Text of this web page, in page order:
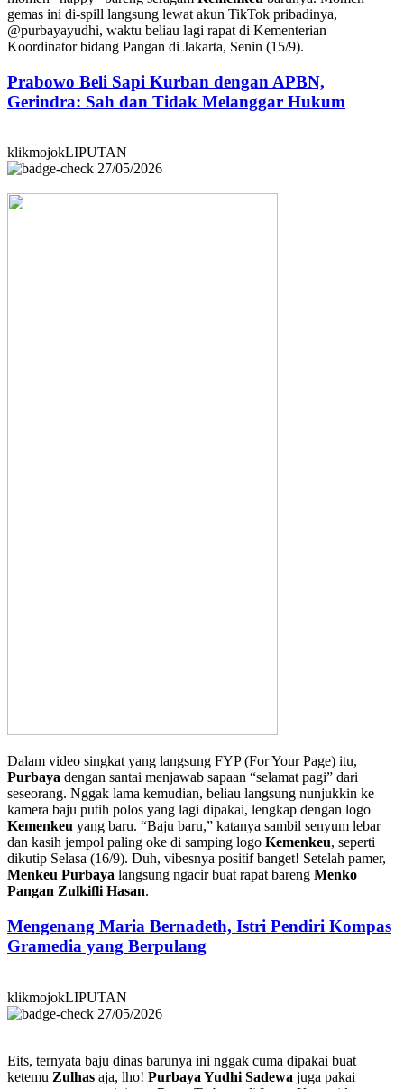
gemas ini di-spill langsung lewat akun TikTok pribadinya,
@purbayayudhi, waktu beliau lagi rapat di Kementerian
Koordinator bidang Pangan di Jakarta, Senin (15/9).
Prabowo Beli Sapi Kurban dengan APBN,
Gerindra: Sah dan Tidak Melanggar Hukum
klikmojokLIPUTAN
27/05/2026
Dalam video singkat yang langsung FYP (For Your Page) itu,
Purbaya dengan santai menjawab sapaan “selamat pagi” dari
seseorang. Nggak lama kemudian, beliau langsung nunjukkin ke
kamera baju putih polos yang lagi dipakai, lengkap dengan logo
Kemenkeu yang baru. “Baju baru,” katanya sambil senyum lebar
dan kasih jempol paling oke di samping logo Kemenkeu, seperti
dikutip Selasa (16/9). Duh, vibesnya positif banget! Setelah pamer,
Menkeu Purbaya langsung ngacir buat rapat bareng Menko
Pangan Zulkifli Hasan.
Mengenang Maria Bernadeth, Istri Pendiri Kompas
Gramedia yang Berpulang
klikmojokLIPUTAN
27/05/2026
Eits, ternyata baju dinas barunya ini nggak cuma dipakai buat
ketemu Zulhas aja, lho! Purbaya Yudhi Sadewa juga pakai